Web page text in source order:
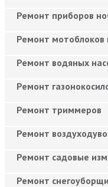
Ремонт приборов
Ремонт мотоблоков
Ремонт водяных
Ремонт
Ремонт триммеров
Ремонт
Ремонт садовые
Ремонт